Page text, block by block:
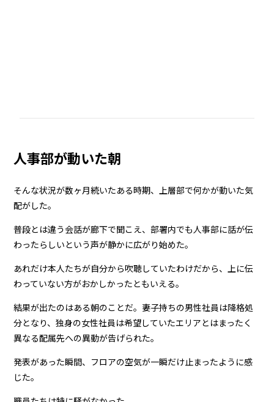
人事部が動いた朝
そんな状況が数ヶ月続いたある時期、上層部で何かが動いた気
配がした。
普段とは違う会話が廊下で聞こえ、部署内でも人事部に話が伝
わったらしいという声が静かに広がり始めた。
あれだけ本人たちが自分から吹聴していたわけだから、上に伝
わっていない方がおかしかったともいえる。
結果が出たのはある朝のことだ。妻子持ちの男性社員は降格処
分となり、独身の女性社員は希望していたエリアとはまったく
異なる配属先への異動が告げられた。
発表があった瞬間、フロアの空気が一瞬だけ止まったように感
じた。